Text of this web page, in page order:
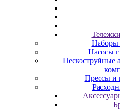
Наборы
Насосы
Пескоструйные
Прессы и